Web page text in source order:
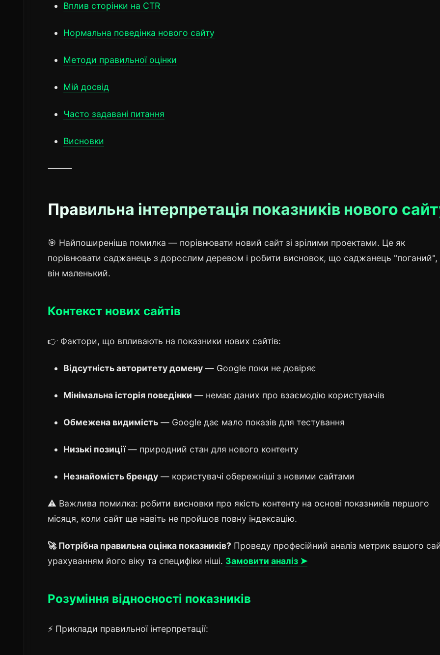
Вплив сторінки на CTR
Нормальна поведінка нового сайту
Методи правильної оцінки
Мій досвід
Часто задавані питання
Висновки
⸻
Правильна інтерпретація показників нового
🎯 Найпоширеніша помилка — порівнювати новий сайт зі зрілими проектами. Це як
порівнювати саджанець з дорослим деревом і робити висновок, що саджанець "поганий",
він маленький.
Контекст нових сайтів
👉 Фактори, що впливають на показники нових сайтів:
Відсутність авторитету домену — Google поки не довіряє
Мінімальна історія поведінки — немає даних про взаємодію користувачів
Обмежена видимість — Google дає мало показів для тестування
Низькі позиції— природний стан для нового контенту
Незнайомість бренду — користувачі обережніші з новими сайтами
⚠️ Важлива помилка: робити висновки про якість контенту на основі показників першого
місяця, коли сайт ще навіть не пройшов повну індексацію.
🚀 Потрібна правильна оцінка показників? Проведу професійний аналіз метрик вашого
урахуванням його віку та специфіки ніші. Замовити аналіз ➤
Розуміння відносності показників
⚡ Приклади правильної інтерпретації: